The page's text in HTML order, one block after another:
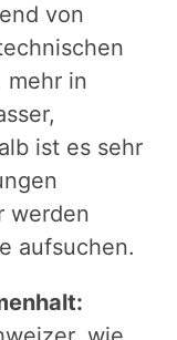
von
mehr in
ist es sehr
werden
aufsuchen.